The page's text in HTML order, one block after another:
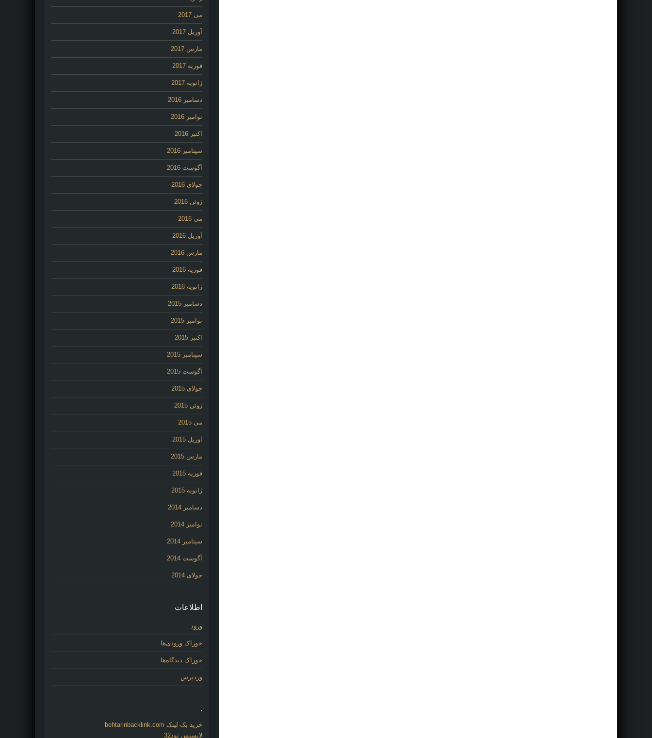
می 2017
آوریل 2017
مارس 2017
فوریه 2017
ژانویه 2017
دسامبر 2016
نوامبر 2016
اکتبر 2016
سپتامبر 2016
آگوست 2016
جولای 2016
ژوئن 2016
می 2016
آوریل 2016
مارس 2016
فوریه 2016
ژانویه 2016
دسامبر 2015
نوامبر 2015
اکتبر 2015
سپتامبر 2015
آگوست 2015
جولای 2015
ژوئن 2015
می 2015
آوریل 2015
مارس 2015
فوریه 2015
ژانویه 2015
دسامبر 2014
نوامبر 2014
سپتامبر 2014
آگوست 2014
جولای 2014
اطلاعات
ورود
خوراک ورودی‌ها
خوراک دیدگاه‌ها
وردپرس
.
خرید بک لینک behtarinbacklink.com
لایسنس نود32